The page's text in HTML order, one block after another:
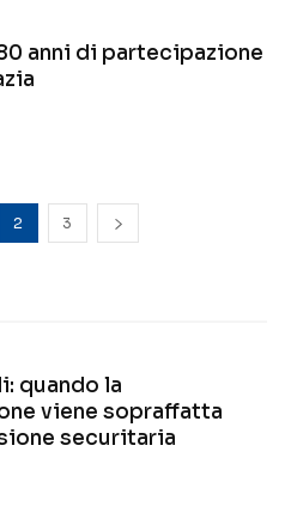
anni di partecipazione
2 3
quando la
viene sopraffatta
securitaria